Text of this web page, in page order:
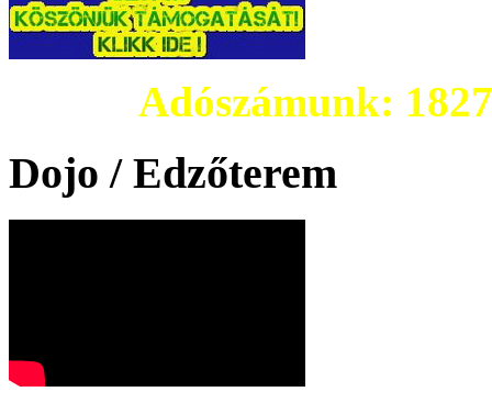
Adószámunk:
Dojo / Edzőterem